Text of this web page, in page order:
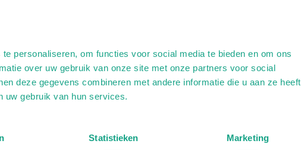
personaliseren, om functies voor social media te bieden en om ons
over uw gebruik van onze site met onze partners voor social
deze gegevens combineren met andere informatie die u aan ze heeft
uw gebruik van hun services.
Statistieken Marketing